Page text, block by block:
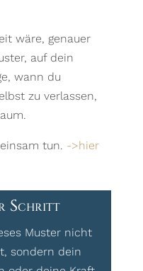
wäre, genauer
auf dein
wann du
zu verlassen,
tun. ->hier
Schritt
Muster nicht
sondern dein